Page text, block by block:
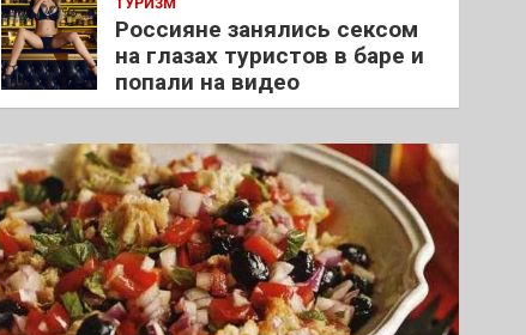
ТУРИЗМ
Россияне занялись сексом
на глазах туристов в баре и
попали на видео